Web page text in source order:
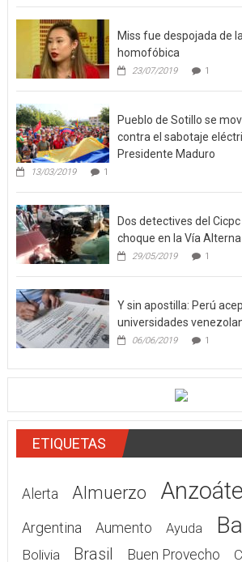
Miss fue despojada de
homofóbica
23/07/2019 1
Pueblo de Sotillo se
contra el sabotaje
Presidente Maduro
13/03/2019 1
Dos detectives del
choque en la Vía Alterna
29/05/2019 1
Y sin apostilla: Perú
universidades
06/06/2019 1
ETIQUETAS
Alerta Almuerzo
Argentina Aumento Ayuda
Bolivia Brasil Buen Provecho